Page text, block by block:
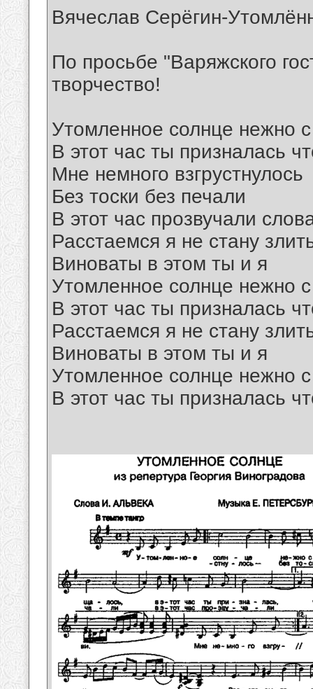
Вячеслав Серёгин-
По просьбе "Варяжского
творчество!
Утомленное солнце нежно
В этот час ты призналась
Мне немного взгрустнулось
Без тоски без печали
В этот час прозвучали
Расстаемся я не стану
Виноваты в этом ты и я
Утомленное солнце нежно
В этот час ты призналась
Расстаемся я не стану
Виноваты в этом ты и я
Утомленное солнце нежно
В этот час ты призналась